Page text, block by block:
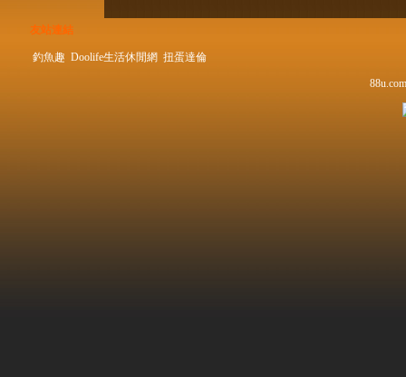
友站連結
釣魚趣 Doolife生活休閒網 扭蛋達倫